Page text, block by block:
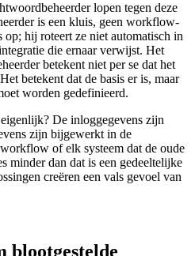
lopen tegen deze
is een kluis, geen workflow-
hij roteert ze niet automatisch in
die ernaar verwijst. Het
betekent niet per se dat het
betekent dat de basis er is, maar
worden gedefinieerd.
De inloggegevens zijn
zijn bijgewerkt in de
of elk systeem dat de oude
minder dan dat is een gedeeltelijke
creëren een vals gevoel van
blootgestelde